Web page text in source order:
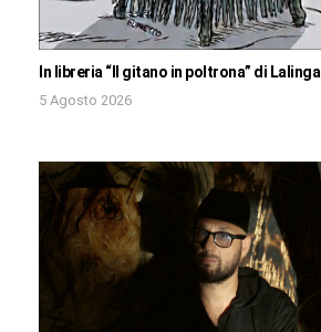
In libreria “Il gitano in poltrona” di Lalinga
5 Agosto 2026